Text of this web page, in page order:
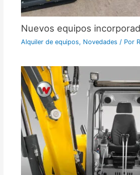
Nuevos equipos
Alquiler de equipos, Novedades / Por